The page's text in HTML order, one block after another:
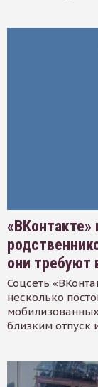
«ВКонтакте»
они требуют
Соцсеть
несколько
близким отпуск